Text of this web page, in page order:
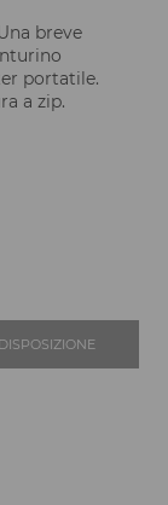
breve
portatile.
a zip.